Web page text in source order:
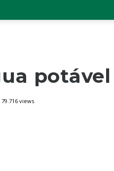
potável
79.716 views